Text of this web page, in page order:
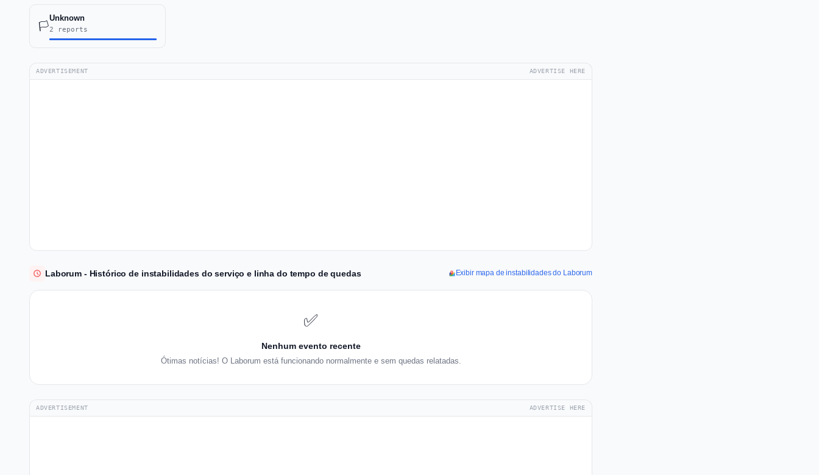
🏳️
Unknown
2 reports
ADVERTISEMENT ADVERTISE HERE
Laborum - Histórico de instabilidades do serviço e linha do tempo de quedas Exibir mapa de instabilidades do Laborum
✅
Nenhum evento recente
Ótimas notícias! O Laborum está funcionando normalmente e sem quedas relatadas.
ADVERTISEMENT ADVERTISE HERE